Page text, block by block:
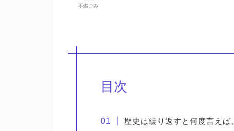
不燃ごみ
目次
歴史は繰り返すと何度言えば